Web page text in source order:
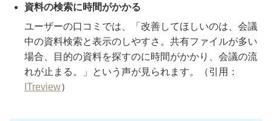
資料の検索に時間がかかる
ユーザーの口コミでは、「改善してほしいのは、会議
中の資料検索と表示のしやすさ。共有ファイルが多い
場合、目的の資料を探すのに時間がかかり、会議の流
れが止まる。」という声が見られます。（引用：
ITreview）